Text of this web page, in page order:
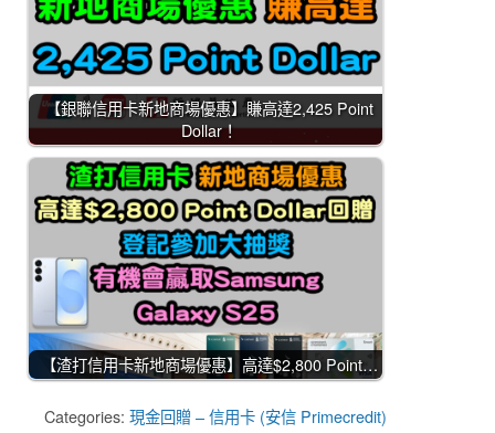
【銀聯信用卡新地商場優惠】賺高達2,425 Point
Dollar！
【渣打信用卡新地商場優惠】高達$2,800 Point…
Categories: 現金回贈 – 信用卡 (安信 Primecredit)